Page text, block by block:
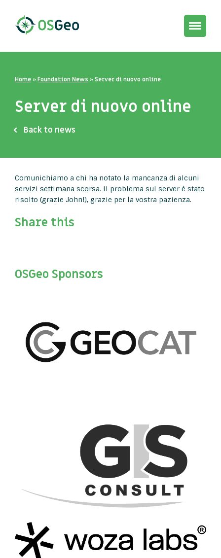
Toggle
Home »Foundation News »Server di nuovo online
Server di nuovo online
Back to news
Comunichiamo a chi ha notato la mancanza di alcuni
servizi settimana scorsa. Il problema sul server è stato
risolto (grazie John!), grazie per la vostra pazienza.
Share this
OSGeo Sponsors